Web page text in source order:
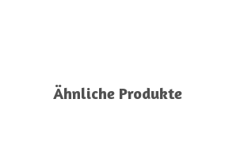
Ähnliche Produkte